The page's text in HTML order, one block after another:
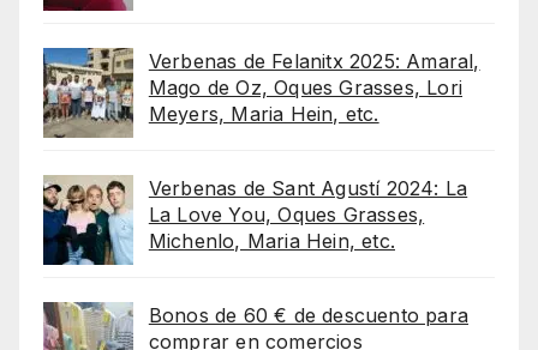
Verbenas de Felanitx 2025: Amaral,
Mago de Oz, Oques Grasses, Lori
Meyers, Maria Hein, etc.
Verbenas de Sant Agustí 2024: La
La Love You, Oques Grasses,
Michenlo, Maria Hein, etc.
Bonos de 60 € de descuento para
comprar en comercios